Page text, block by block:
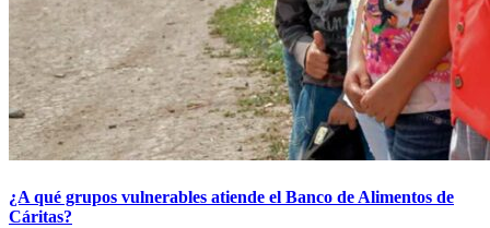
¿A qué grupos vulnerables atiende el Banco de Alimentos de
Cáritas?